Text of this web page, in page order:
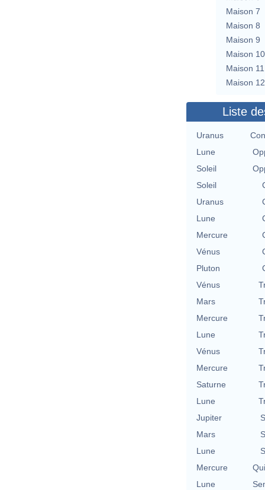
Maison 7
Maison 8
Maison 9
Maison 10
Maison 11
Maison 12
Liste
Uranus
Lune
Soleil
Soleil
Uranus
Lune
Mercure
Vénus
Pluton
Vénus
Mars
Mercure
Lune
Vénus
Mercure
Saturne
Lune
Jupiter
Mars
Lune
Mercure
Lune